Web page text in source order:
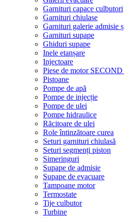
Garnituri capace culbutori
Garnituri chiulase
Garnituri galerie admisie
Garnituri supape
Ghiduri supape
Inele etanșare
Injectoare
Piese de motor
Pistoane
Pompe de apă
Pompe de injecție
Pompe de ulei
Pompe hidraulice
Răcitoare de ulei
Role întinzătoare curea
Seturi garnituri chiulasă
Seturi segmenți piston
Simeringuri
Supape de admisie
Supape de evacuare
Tampoane motor
Termostate
Tije culbutor
Turbine